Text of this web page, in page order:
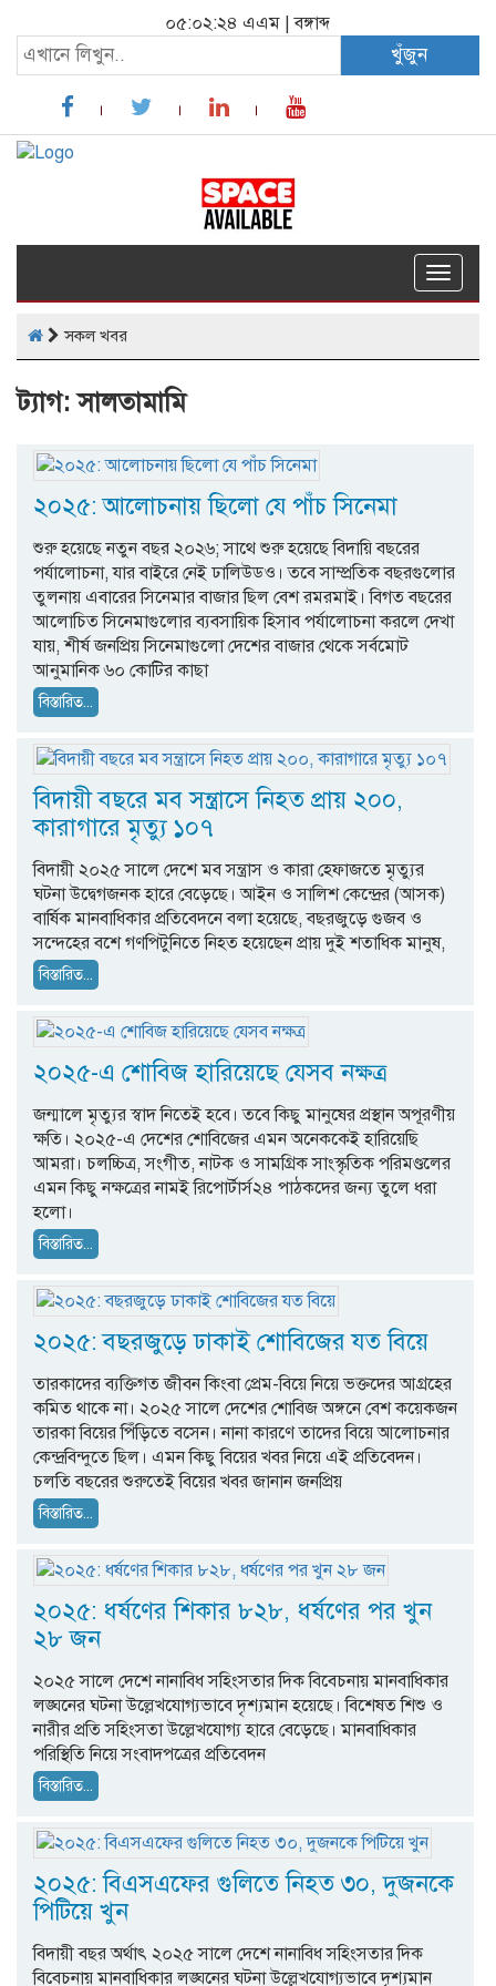
০৫:০২:২৪ এএম |বঙ্গাব্দ
খুঁজুন
Toggle
সকল খবর
ট্যাগ: সালতামামি
২০২৫: আলোচনায় ছিলো যে পাঁচ সিনেমা
শুরু হয়েছে নতুন বছর ২০২৬; সাথে শুরু হয়েছে বিদায়ি বছরের
পর্যালোচনা, যার বাইরে নেই ঢালিউডও। তবে সাম্প্রতিক বছরগুলোর
তুলনায় এবারের সিনেমার বাজার ছিল বেশ রমরমাই। বিগত বছরের
আলোচিত সিনেমাগুলোর ব্যবসায়িক হিসাব পর্যালোচনা করলে দেখা
যায়, শীর্ষ জনপ্রিয় সিনেমাগুলো দেশের বাজার থেকে সর্বমোট
আনুমানিক ৬০ কোটির কাছা
বিস্তারিত...
বিদায়ী বছরে মব সন্ত্রাসে নিহত প্রায় ২০০,
কারাগারে মৃত্যু ১০৭
বিদায়ী ২০২৫ সালে দেশে মব সন্ত্রাস ও কারা হেফাজতে মৃত্যুর
ঘটনা উদ্বেগজনক হারে বেড়েছে। আইন ও সালিশ কেন্দ্রের (আসক)
বার্ষিক মানবাধিকার প্রতিবেদনে বলা হয়েছে, বছরজুড়ে গুজব ও
সন্দেহের বশে গণপিটুনিতে নিহত হয়েছেন প্রায় দুই শতাধিক মানুষ,
বিস্তারিত...
২০২৫-এ শোবিজ হারিয়েছে যেসব নক্ষত্র
জন্মালে মৃত্যুর স্বাদ নিতেই হবে। তবে কিছু মানুষের প্রস্থান অপূরণীয়
ক্ষতি। ২০২৫-এ দেশের শোবিজের এমন অনেককেই হারিয়েছি
আমরা। চলচ্চিত্র, সংগীত, নাটক ও সামগ্রিক সাংস্কৃতিক পরিমণ্ডলের
এমন কিছু নক্ষত্রের নামই রিপোর্টার্স২৪ পাঠকদের জন্য তুলে ধরা
হলো।
বিস্তারিত...
২০২৫: বছরজুড়ে ঢাকাই শোবিজের যত বিয়ে
তারকাদের ব্যক্তিগত জীবন কিংবা প্রেম-বিয়ে নিয়ে ভক্তদের আগ্রহের
কমিত থাকে না। ২০২৫ সালে দেশের শোবিজ অঙ্গনে বেশ কয়েকজন
তারকা বিয়ের পিঁড়িতে বসেন। নানা কারণে তাদের বিয়ে আলোচনার
কেন্দ্রবিন্দুতে ছিল। এমন কিছু বিয়ের খবর নিয়ে এই প্রতিবেদন।
চলতি বছরের শুরুতেই বিয়ের খবর জানান জনপ্রিয়
বিস্তারিত...
২০২৫: ধর্ষণের শিকার ৮২৮, ধর্ষণের পর খুন
২৮ জন
২০২৫ সালে দেশে নানাবিধ সহিংসতার দিক বিবেচনায় মানবাধিকার
লঙ্ঘনের ঘটনা উল্লেখযোগ্যভাবে দৃশ্যমান হয়েছে। বিশেষত শিশু ও
নারীর প্রতি সহিংসতা উল্লেখযোগ্য হারে বেড়েছে। মানবাধিকার
পরিস্থিতি নিয়ে সংবাদপত্রের প্রতিবেদন
বিস্তারিত...
২০২৫: বিএসএফের গুলিতে নিহত ৩০, দুজনকে
পিটিয়ে খুন
বিদায়ী বছর অর্থাৎ ২০২৫ সালে দেশে নানাবিধ সহিংসতার দিক
বিবেচনায় মানবাধিকার লঙ্ঘনের ঘটনা উল্লেখযোগ্যভাবে দৃশ্যমান